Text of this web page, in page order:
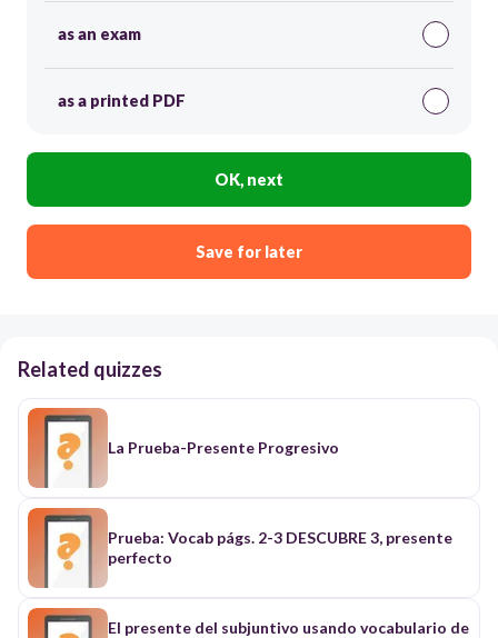
as an exam
as a printed PDF
OK, next
Save for later
Related quizzes
La Prueba-Presente Progresivo
Prueba: Vocab págs. 2-3 DESCUBRE 3, presente
perfecto
El presente del subjuntivo usando vocabulario de